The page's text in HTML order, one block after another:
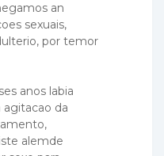
an
sexuais,
por temor
anos labia
da
alemde